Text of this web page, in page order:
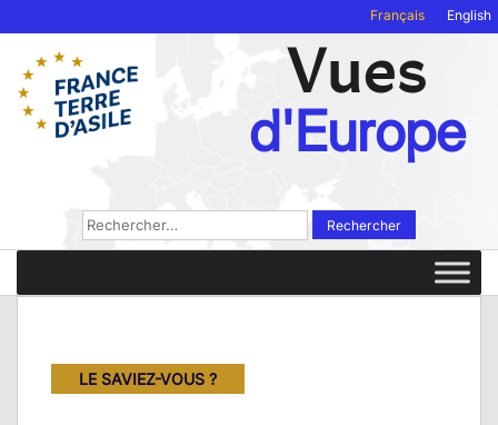
Français English
Vues
d'Europe
Rechercher :
LE SAVIEZ-VOUS ?